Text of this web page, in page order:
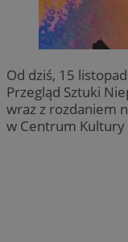
Od dziś, 15
Przegląd Sztuki
wraz z rozdaniem
w Centrum Kultury